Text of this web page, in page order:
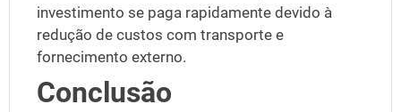
investimento se paga rapidamente devido à
redução de custos com transporte e
fornecimento externo.
Conclusão